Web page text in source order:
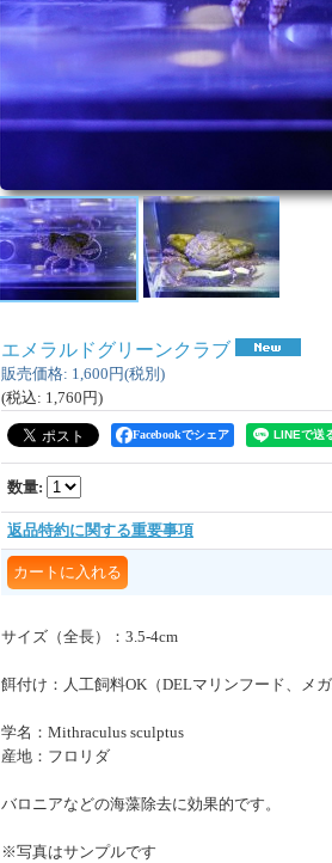
エメラルドグリーンクラブ
販売価格: 1,600円(税別)
(税込: 1,760円)
Facebookでシェア
数量:
返品特約に関する重要事項
サイズ（全長）：3.5-4cm
餌付け：人工飼料OK（DELマリンフード、メ
学名：Mithraculus sculptus
産地：フロリダ
バロニアなどの海藻除去に効果的です。
※写真はサンプルです